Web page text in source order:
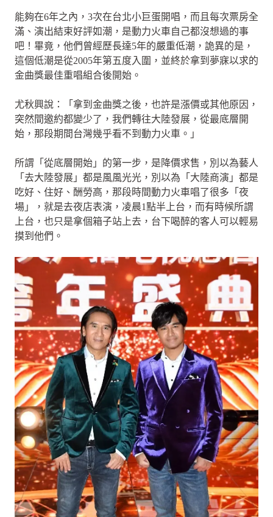
能夠在6年之內，3次在台北小巨蛋開唱，而且每次票房全
滿、演出結束好評如潮，是動力火車自己都沒想過的事
吧！畢竟，他們曾經歷長達5年的嚴重低潮，詭異的是，
這個低潮是從2005年第五度入圍，並終於拿到夢寐以求的
金曲獎最佳重唱組合後開始。
尤秋興說：「拿到金曲獎之後，也許是漲價或其他原因，
突然間邀約都變少了，我們轉往大陸發展，從最底層開
始，那段期間台灣幾乎看不到動力火車。」
所謂「從底層開始」的第一步，是降價求售，別以為藝人
「去大陸發展」都是風風光光，別以為「大陸商演」都是
吃好、住好、酬勞高，那段時間動力火車唱了很多「夜
場」，就是去夜店表演，凌晨1點半上台，而有時候所謂
上台，也只是拿個箱子站上去，台下喝醉的客人可以輕易
摸到他們。